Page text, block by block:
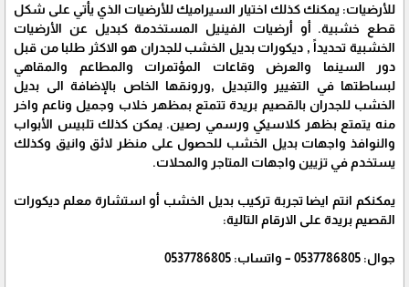
للأرضيات: يمكنك كذلك اختيار السيراميك للأرضيات الذي يأتي على شكل
قطع خشبية. أو أرضيات الفينيل المستخدمة كبديل عن الأرضيات
الخشبية تحديداً , ديكورات بديل الخشب للجدران هو الاكثر طلبا من قبل
دور السينما والعرض وقاعات المؤتمرات والمطاعم والمقاهي
لبساطتها في التغيير والتبديل ,ورونقها الخاص بالإضافة الى بديل
الخشب للجدران بالقصيم بريدة تتمتع بمظهر خلاب وجميل وناعم واخر
منه يتمتع بظهر كلاسيكي ورسمي رصين. يمكن كذلك تلبيس الأبواب
والنوافذ واجهات بديل الخشب للحصول على منظر لائق وانيق وكذلك
يستخدم في تزيين واجهات المتاجر والمحلات.
يمكنكم انتم ايضا تجربة تركيب بديل الخشب أو استشارة معلم ديكورات
القصيم بريدة على الارقام التالية:
جوال: 0537786805 – واتساب: 0537786805